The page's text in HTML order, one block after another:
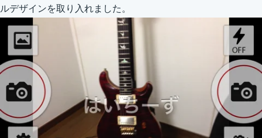
ルデザインを取り入れました。